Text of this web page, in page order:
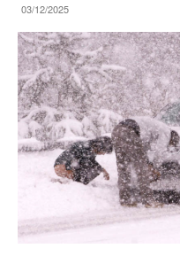
03/12/2025